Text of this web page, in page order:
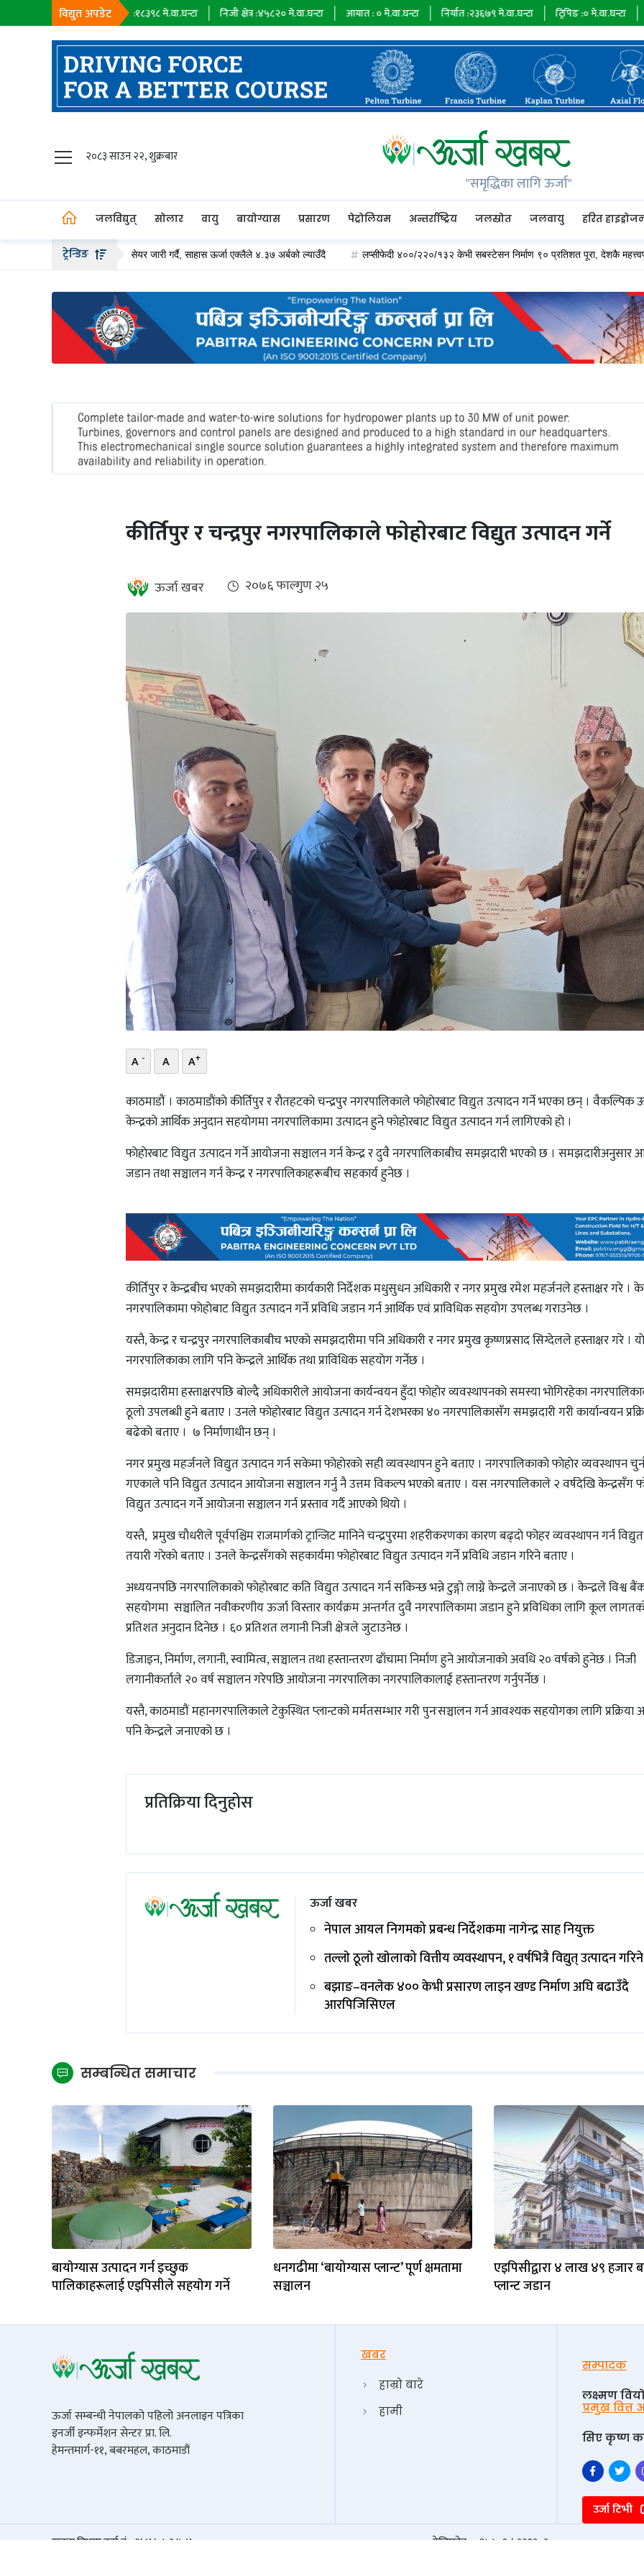
विद्युत अपडेट
सहायक कम्पनी :१८३९८मे.वा.घन्टा निजी क्षेत्र : ४५८२०मे.वा.घन्टा आयात :० मे.वा.घन्टा निर्यात :२३६७९ मे.वा.घन्टा ट्रिपिङ :०मे.वा.घन्टा ऊर्जा माग :
२०८३ साउन २२, शुक्रबार
"समृद्धिका लागि ऊर्जा"
जलविद्युत् सोलार वायु बायोग्यास प्रसारण पेट्रोलियम अन्तर्राष्ट्रिय जलस्रोत जलवायु हरित
वायु
बायोग्यास
पेट्रोलियम
अन्तर्राष्ट्रिय
जलवायु
ट्रेन्डिङ
२० अर्ब बढीको हकप्रद सेयर जारी गर्दै, साहास ऊर्जा एक्लैले ४.३७ अर्बको ल्याउँदै लप्सीफेदी ४००/२२०/१३२ केभी सबस्टेसन निर्माण ९० प्रतिशत पूरा, देशकै महत्त्वपूर्ण विद्युत्
कीर्तिपुर र चन्द्रपुर नगरपालिकाले फाेहाेरबाट विद्युत उत्पादन गर्ने
ऊर्जा खबर २०७६ फाल्गुण २५
A - A A+
काठमाडौं । काठमाडाैंकाे कीर्तिपुर र राैतहटकाे चन्द्रपुर नगरपालिकाले फाेहाेरबाट विद्युत उत्पादन गर्ने भएका छन् । वैकल्पिक
केन्द्रकाे आर्थिक अनुदान सहयाेगमा नगरपालिकामा उत्पादन हुने फाेहाेरबाट विद्युत उत्पादन गर्न लागिएकाे हाे ।
फाेहाेरबाट विद्युत उत्पादन गर्ने आयाेजना सञ्चालन गर्न केन्द्र र दुवै नगरपालिकाबीच समझदारी भएकाे छ । समझदारीअनुसार
जडान तथा सञ्चालन गर्न केन्द्र र नगरपालिकाहरूबीच सहकार्य हुनेछ ।
कीर्तिपुर र केन्द्रबीच भएकाे समझदारीमा कार्यकारी निर्देशक मधुसुधन अधिकारी र नगर प्रमुख रमेश महर्जनले हस्ताक्षर गरे ।
नगरपालिकामा फाेहाेबाट विद्युत उत्पादन गर्ने प्रविधि जडान गर्न आर्थिक एवं प्राविधिक सहयाेग उपलब्ध गराउनेछ ।
यस्तै, केन्द्र र चन्द्रपुर नगरपालिकाबीच भएकाे समझदारीमा पनि अधिकारी र नगर प्रमुख कृष्णप्रसाद सिग्देलले हस्ताक्षर गरे । याे
नगरपालिकाका लागि पनि केन्द्रले आर्थिक तथा प्राविधिक सहयाेग गर्नेछ ।
समझदारीमा हस्ताक्षरपछि बाेल्दै अधिकारीले आयाेजना कार्यन्वयन हुँदा फाेहाेर व्यवस्थापनकाे समस्या भाेगिरहेका
ठूलाे उपलब्धी हुने बताए । उनले फाेहाेरबाट विद्युत उत्पादन गर्न देशभरका ४० नगरपालिकासँग समझदारी गरी कार्यान्वयन
बढेकाे बताए । ७ निर्माणाधीन छन् ।
नगर प्रमुख महर्जनले विद्युत उत्पादन गर्न सकेमा फाेहाेरकाे सही व्यवस्थापन हुने बताए । नगरपालिकाकाे फाेहाेर व्यवस्थापन
गएकाले पनि विद्युत उत्पादन आयाेजना सञ्चालन गर्नु नै उत्तम विकल्प भएकाे बताए । यस नगरपालिकाले २ वर्षदेखि केन्द्रसँग
विद्युत उत्पादन गर्ने आयाेजना सञ्चालन गर्न प्रस्ताव गर्दै आएकाे थियाे ।
यस्तै, प्रमुख चाैधरीले पूर्वपश्चिम राजमार्गको ट्रान्जिट मानिने चन्द्रपुरमा शहरीकरणका कारण बढ्दाे फोहर व्यवस्थापन गर्न
तयारी गरेकाे बताए । उनले केन्द्रसँगकाे सहकार्यमा फाेहाेरबाट विद्युत उत्पादन गर्ने प्रविधि जडान गरिने बताए ।
अध्ययनपछि नगरपालिकाकाे फाेहाेरबाट कति विद्युत उत्पादन गर्न सकिन्छ भन्ने टुङ्गाे लाग्ने केन्द्रले जनाएकाे छ । केन्द्रले विश्व
सहयोगमा सञ्चालित नवीकरणीय ऊर्जा विस्तार कार्यक्रम अन्तर्गत दुवै नगरपालिकामा जडान हुने प्रविधिका लागि कूल
प्रतिशत अनुदान दिनेछ । ६० प्रतिशत लगानी निजी क्षेत्रले जुटाउनेछ ।
डिजाइन, निर्माण, लगानी, स्वामित्व, सञ्चालन तथा हस्तान्तरण ढाँचामा निर्माण हुने आयाेजनाकाे अवधि २० वर्षको हुनेछ । निजी
लगानीकर्ताले २० वर्ष सञ्चालन गरेपछि आयाेजना नगरपालिका नगरपालिकालाई हस्तान्तरण गर्नुपर्नेछ ।
यस्तै, काठमाडौं महानगरपालिकाले टेकुस्थित प्लान्टको मर्मतसम्भार गरी पुनःसञ्चालन गर्न आवश्यक सहयोगका लागि प्रक्रिया
पनि केन्द्रले जनाएको छ ।
प्रतिक्रिया दिनुहोस
ऊर्जा खबर
नेपाल आयल निगमको प्रबन्ध निर्देशकमा नागेन्द्र साह नियुक्त
तल्लाे ठूलाे खाेलाको वित्तीय व्यवस्थापन, १ वर्षभित्रै विद्युत् उत्पादन गरिने
बझाङ–वनलेक ४०० केभी प्रसारण लाइन खण्ड निर्माण अघि बढाउँदै
आरपिजिसिएल
सम्बन्धित समाचार
बायाेग्यास उत्पादन गर्न इच्छुक
पालिकाहरूलाई एइपिसीले सहयाेग गर्ने
धनगढीमा ‘बायोग्यास प्लान्ट’ पूर्ण क्षमतामा
सञ्चालन
एइपिसीद्वारा ४ लाख ४९ हजार
प्लान्ट जडान
ऊर्जा सम्बन्धी नेपालको पहिलो अनलाइन पत्रिका
इनर्जी इन्फर्मेशन सेन्टर प्रा. लि.
हेमन्तमार्ग-११, बबरमहल, काठमाडौं
खबर
हाम्रो बारे
हामी
सम्पादक
लक्ष्मण
प्रमुख वित्त
सिए कृष्ण
उर्जा टिभी
सूचना विभाग दर्ता नं. : २५४/०७३/७४ टेलिफोन : +९७७-१-५३२१३०३